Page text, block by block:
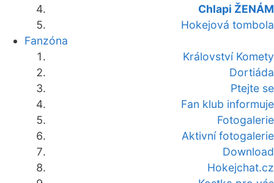
Chlapi ŽENÁM
Hokejová tombola
Fanzóna
Království Komety
Dortiáda
Ptejte se
Fan klub informuje
Fotogalerie
Aktivní fotogalerie
Download
Hokejchat.cz